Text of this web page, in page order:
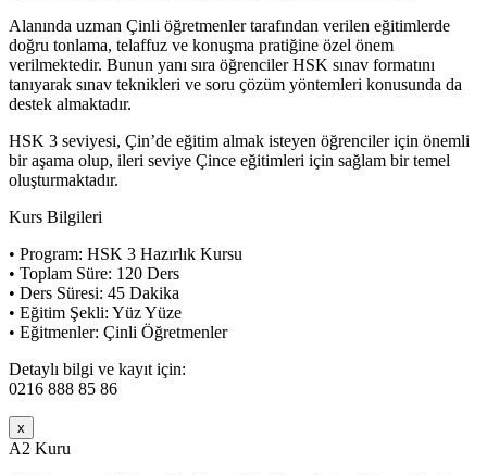
Alanında uzman Çinli öğretmenler tarafından verilen eğitimlerde
doğru tonlama, telaffuz ve konuşma pratiğine özel önem
verilmektedir. Bunun yanı sıra öğrenciler HSK sınav formatını
tanıyarak sınav teknikleri ve soru çözüm yöntemleri konusunda da
destek almaktadır.
HSK 3 seviyesi, Çin’de eğitim almak isteyen öğrenciler için önemli
bir aşama olup, ileri seviye Çince eğitimleri için sağlam bir temel
oluşturmaktadır.
Kurs Bilgileri
• Program: HSK 3 Hazırlık Kursu
• Toplam Süre: 120 Ders
• Ders Süresi: 45 Dakika
• Eğitim Şekli: Yüz Yüze
• Eğitmenler: Çinli Öğretmenler
Detaylı bilgi ve kayıt için:
0216 888 85 86
x
A2 Kuru